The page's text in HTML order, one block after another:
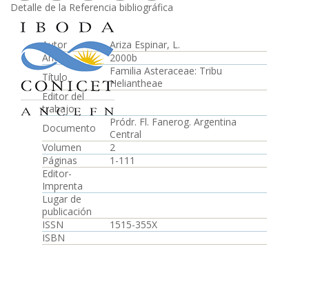
Detalle de la Referencia bibliográfica
Autor
Ariza Espinar, L.
Año
2000b
Título
Familia Asteraceae: Tribu
Heliantheae
Editor del
trabajo
Documento
Pródr. Fl. Fanerog. Argentina
Central
Volumen
2
Páginas
1-111
Editor-
Imprenta
Lugar de
publicación
ISSN
1515-355X
ISBN